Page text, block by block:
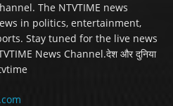
The NTVTIME news
in politics, entertainment,
Stay tuned for the live news
News Channel.देश और दुनिया